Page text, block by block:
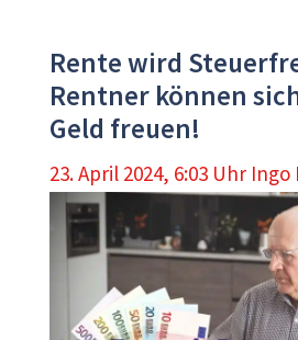
Rente wird
Rentner können
Geld freuen!
23. April 2024, 6:03 Uhr Ingo